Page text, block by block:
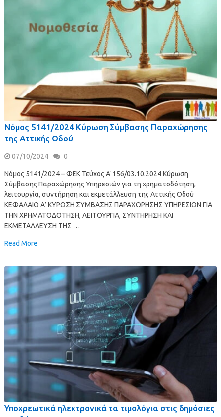
Νόμος 5141/2024 Κύρωση Σύμβασης Παραχώρησης
της Αττικής Οδού
07/10/2024 0
Νόμος 5141/2024 – ΦΕΚ Τεύχος A’ 156/03.10.2024 Κύρωση
Σύμβασης Παραχώρησης Υπηρεσιών για τη χρηματοδότηση,
λειτουργία, συντήρηση και εκμετάλλευση της Αττικής Οδού
ΚΕΦΑΛΑΙΟ Α’ ΚΥΡΩΣΗ ΣΥΜΒΑΣΗΣ ΠΑΡΑΧΩΡΗΣΗΣ ΥΠΗΡΕΣΙΩΝ ΓΙΑ
ΤΗΝ ΧΡΗΜΑΤΟΔΟΤΗΣΗ, ΛΕΙΤΟΥΡΓΙΑ, ΣΥΝΤΗΡΗΣΗ ΚΑΙ
ΕΚΜΕΤΑΛΛΕΥΣΗ ΤΗΣ …
Read More
Υποχρεωτικά ηλεκτρονικά τα τιμολόγια στις δημόσιες